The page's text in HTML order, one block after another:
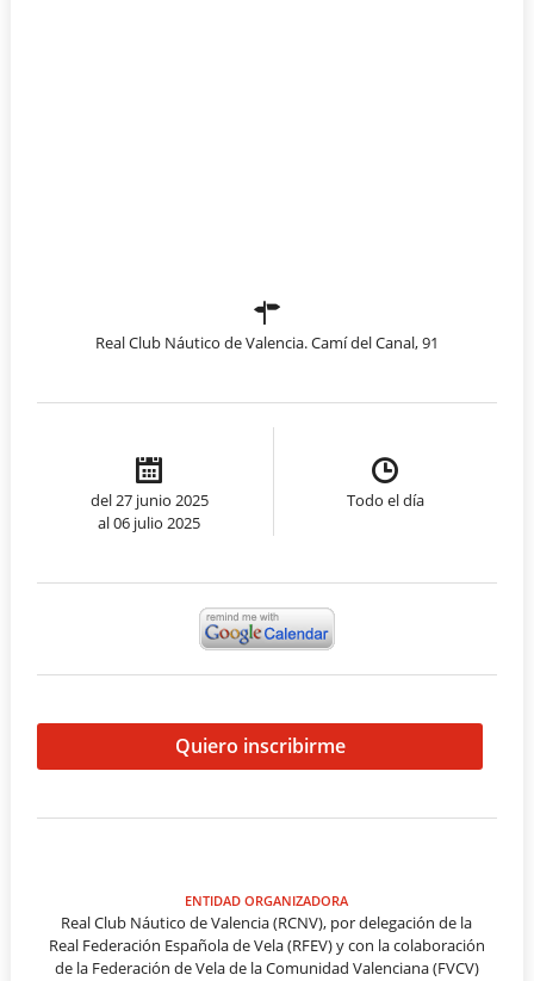
Real Club Náutico de Valencia. Camí del Canal, 91
del 27 junio 2025
al 06 julio 2025
Todo el día
Quiero inscribirme
ENTIDAD ORGANIZADORA
Real Club Náutico de Valencia (RCNV), por delegación de la
Real Federación Española de Vela (RFEV) y con la colaboración
de la Federación de Vela de la Comunidad Valenciana (FVCV)